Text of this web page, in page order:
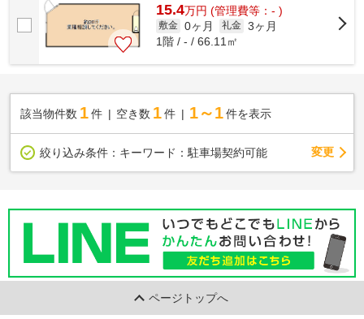
15.4万円 (管理費等：- )
敷金 0ヶ月 礼金 3ヶ月
1階 / - / 66.11㎡
該当物件数 1件 空き数 1 件 1～1 件を表示
絞り込み条件： キーワード：駐車場契約可能 変更
ページトップへ